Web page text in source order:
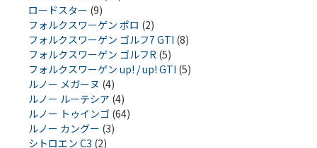
ロードスター (9)
フォルクスワーゲン ポロ (2)
フォルクスワーゲン ゴルフ7 GTI (8)
フォルクスワーゲン ゴルフR (5)
フォルクスワーゲン up! / up! GTI (5)
ルノー メガーヌ (4)
ルノー ルーテシア (4)
ルノー トゥインゴ (64)
ルノー カングー (3)
シトロエン C3 (2)